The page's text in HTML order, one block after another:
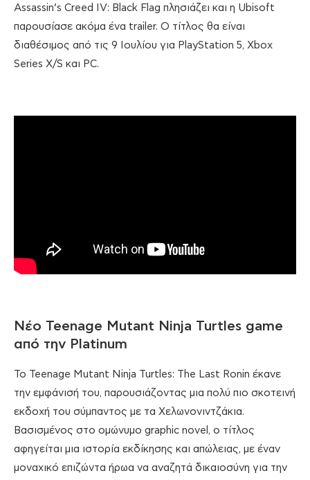
Assassin’s Creed IV: Black Flag πλησιάζει και η Ubisoft
παρουσίασε ακόμα ένα trailer. Ο τίτλος θα είναι
διαθέσιμος από τις 9 Ιουλίου για PlayStation 5, Xbox
Series X/S και PC.
Νέο Teenage Mutant Ninja Turtles game
από την Platinum
Το Teenage Mutant Ninja Turtles: The Last Ronin έκανε
την εμφάνισή του, παρουσιάζοντας μια πολύ πιο σκοτεινή
εκδοχή του σύμπαντος με τα Χελωνονιντζάκια.
Βασισμένος στο ομώνυμο graphic novel, ο τίτλος
αφηγείται μια ιστορία εκδίκησης και απώλειας, με έναν
μοναχικό επιζώντα ήρωα να αναζητά δικαιοσύνη για την